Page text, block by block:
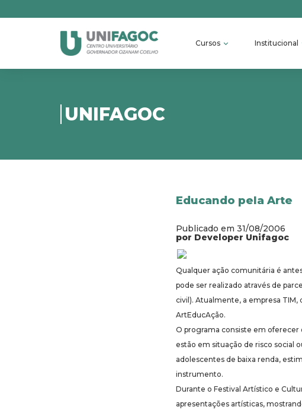
Cursos Institucional
UNIFAGOC
Educando pela Arte
Publicado em 31/08/2006
por Developer Unifagoc
Qualquer ação comunitária é
pode ser realizado através de
civil). Atualmente, a empresa
ArtEducAção.
O programa consiste em oferecer
estão em situação de risco social
adolescentes de baixa renda,
instrumento.
Durante o Festival Artístico e
apresentações artísticas,